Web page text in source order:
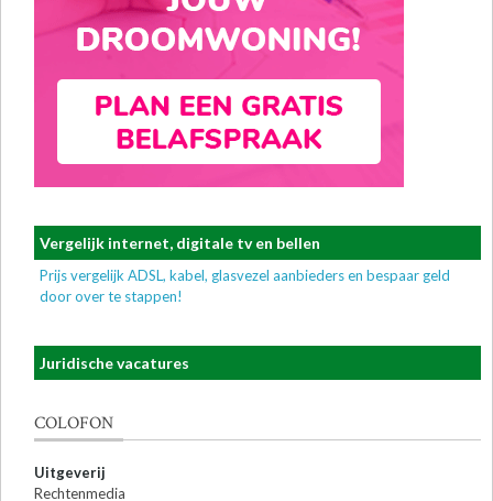
Vergelijk internet, digitale tv en bellen
Prijs vergelijk ADSL, kabel, glasvezel aanbieders en bespaar geld
door over te stappen!
Juridische vacatures
COLOFON
Uitgeverij
Rechtenmedia